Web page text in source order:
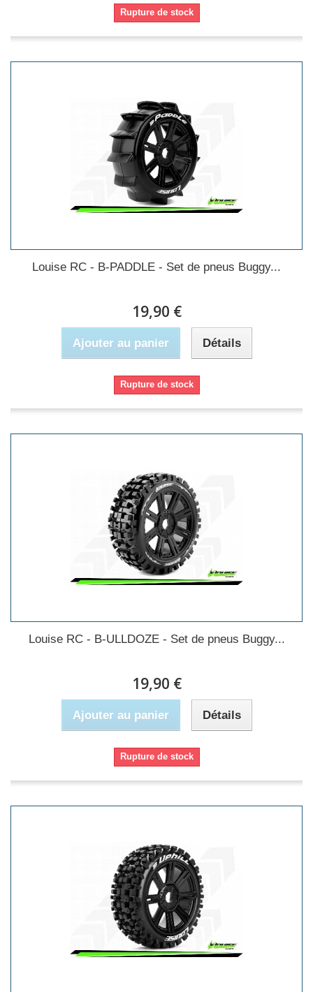
Rupture de stock
Louise RC - B-PADDLE - Set de pneus Buggy...
19,90 €
Ajouter au panier Détails
Rupture de stock
Louise RC - B-ULLDOZE - Set de pneus Buggy...
19,90 €
Ajouter au panier Détails
Rupture de stock